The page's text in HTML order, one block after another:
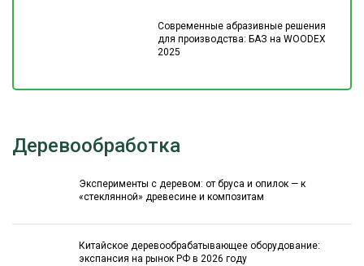
Современные абразивные решения
для производства: БАЗ на WOODEX
2025
Деревообработка
Эксперименты с деревом: от бруса и опилок — к
«стеклянной» древесине и композитам
Китайское деревообрабатывающее оборудование:
экспансия на рынок РФ в 2026 году